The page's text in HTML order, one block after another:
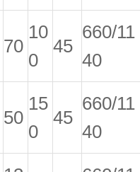
70
10
0
45
660/11
40
50
15
0
45
660/11
40